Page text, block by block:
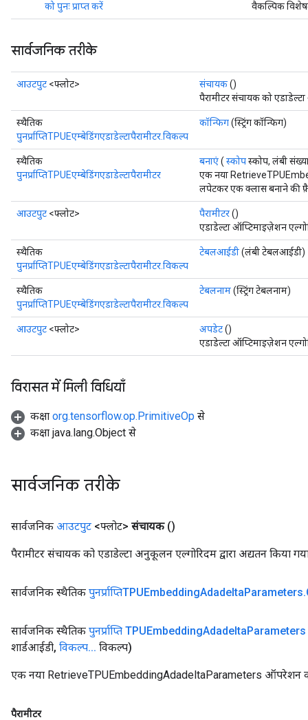
को पुनः प्राप्त करें
वैकल्पिक
सार्वजनिक तरीके
आउटपुट <फ्लोट> संचायक()
पैरामीटर संचायक को
स्थैतिक
पुनर्प्राप्तिTPUEएम्बेडिंगएडाडेल्टापैरामीटर.विकल्प
कॉन्फिग(स्ट्रिंग कॉन्फिग)
स्थैतिक
पुनर्प्राप्तिTPUEएम्बेडिंगएडाडेल्टापैरामीटर
बनाएं( स्कोपस्कोप, लंबी
एक नया
लपेटकर एक क्लास बनाने की
आउटपुट <फ्लोट> पैरामीटर()
एडाडेल्टा ऑप्टिमाइज़ेशन
स्थैतिक
पुनर्प्राप्तिTPUEएम्बेडिंगएडाडेल्टापैरामीटर.विकल्प
टेबलआईडी(लंबी टेबलआईडी)
स्थैतिक
पुनर्प्राप्तिTPUEएम्बेडिंगएडाडेल्टापैरामीटर.विकल्प
टेबलनाम(स्ट्रिंग टेबलनाम)
आउटपुट <फ्लोट> अपडेट()
एडाडेल्टा ऑप्टिमाइज़ेशन
विरासत में मिली विधियाँ
कक्षा org.tensorflow.op.PrimitiveOp से
कक्षा java.lang.Object से
सार्वजनिक तरीके
सार्वजनिक आउटपुट <फ्लोट> संचायक ()
पैरामीटर संचायक को एडाडेल्टा अनुकूलन एल्गोरिदम द्वारा अद्यतन किया
सार्वजनिक स्थैतिक पुनर्प्राप्तिTPUEmbeddingAdadeltaParameters.
सार्वजनिक स्थैतिक पुनर्प्राप्ति TPUEmbeddingAdadeltaParameters
शार्डआईडी, विकल्प... विकल्प)
एक नया RetrieveTPUEmbeddingAdadeltaParameters ऑपरेशन
पैरामीटर